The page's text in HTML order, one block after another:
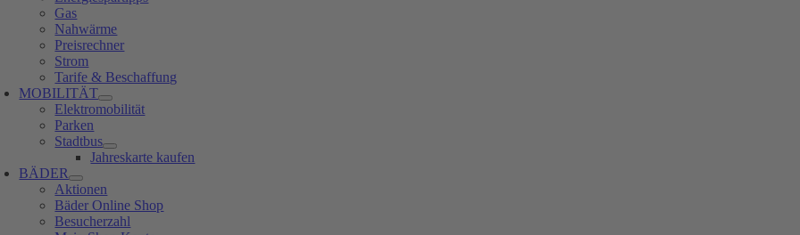
Gas
Nahwärme
Preisrechner
Strom
Tarife & Beschaffung
MOBILITÄT
Elektromobilität
Parken
Stadtbus
Jahreskarte kaufen
BÄDER
Aktionen
Bäder Online Shop
Besucherzahl